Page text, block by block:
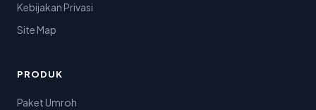
Kebijakan Privasi
Site Map
PRODUK
Paket Umroh